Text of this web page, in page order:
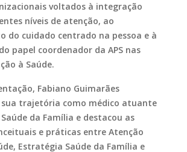
voltados à integração
níveis de atenção, ao
do cuidado centrado na pessoa e à
papel coordenador da APS nas
à Saúde.
Fabiano Guimarães
trajetória como médico atuante
da Família e destacou as
e práticas entre Atenção
Estratégia Saúde da Família e